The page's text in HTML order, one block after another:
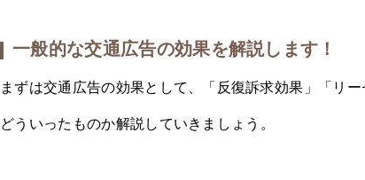
一般的な交通広告の効果を解説します！
まずは交通広告の効果として、「反復訴求効果」「リ
どういったものか解説していきましょう。